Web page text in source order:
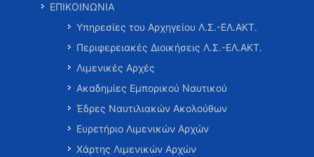
ΕΠΙΚΟΙΝΩΝΙΑ
Υπηρεσίες του Αρχηγείου Λ.Σ.-ΕΛ.ΑΚΤ.
Περιφερειακές Διοικήσεις Λ.Σ.-ΕΛ.ΑΚΤ.
Λιμενικές Αρχές
Ακαδημίες Εμπορικού Ναυτικού
Έδρες Ναυτιλιακών Ακολούθων
Ευρετήριο Λιμενικών Αρχών
Χάρτης Λιμενικών Αρχών